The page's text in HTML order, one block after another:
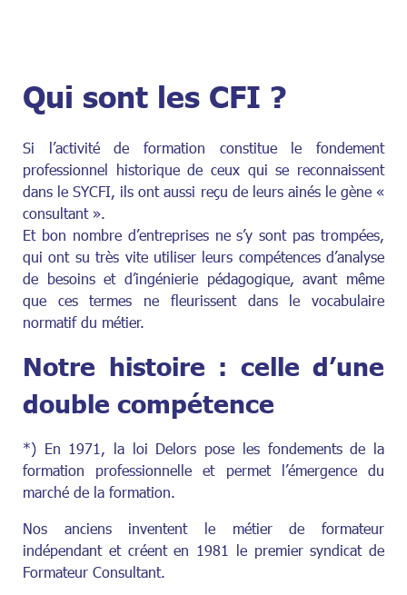
Qui sont les CFI ?
Si l’activité de formation constitue le fondement
professionnel historique de ceux qui se reconnaissent
dans le SYCFI, ils ont aussi reçu de leurs ainés le gène «
consultant ».
Et bon nombre d’entreprises ne s’y sont pas trompées,
qui ont su très vite utiliser leurs compétences d’analyse
de besoins et d’ingénierie pédagogique, avant même
que ces termes ne fleurissent dans le vocabulaire
normatif du métier.
Notre histoire : celle d’une
double compétence
*) En 1971, la loi Delors pose les fondements de la
formation professionnelle et permet l’émergence du
marché de la formation.
Nos anciens inventent le métier de formateur
indépendant et créent en 1981 le premier syndicat de
Formateur Consultant.